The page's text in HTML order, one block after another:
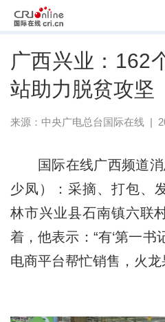
广西兴业：162
站助力脱贫攻坚
来源： 中央广电总台国际在线|
国际在线广西频道消
少凤）：采摘、打包
林市兴业县石南镇六联
着，他表示：“有‘第一书
电商平台帮忙销售，火